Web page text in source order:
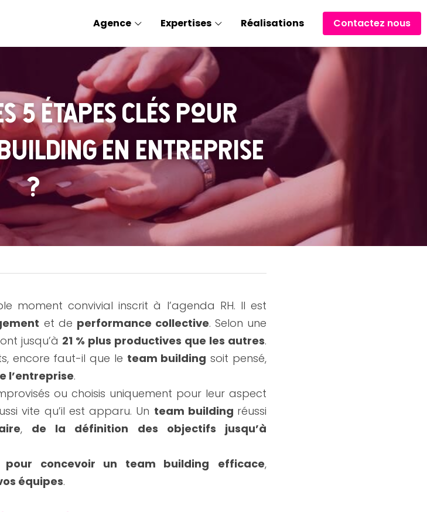
Agence Expertises Réalisations Contactez nous
5 étapes clés pour
en entreprise
?
moment convivial inscrit à l’agenda RH. Il est
et de performance collective. Selon une
jusqu’à 21 % plus productives que les autres.
encore faut-il que le team building
l’entreprise.
ou choisis uniquement pour leur aspect
vite qu’il est apparu. Un team building réussi
, de la définition des objectifs jusqu’à
concevoir un team building efficace
équipes.